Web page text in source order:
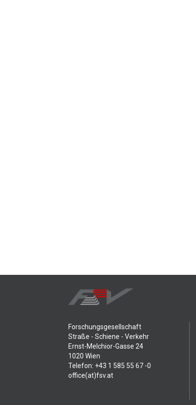
Forschungsgesellschaft
Straße - Schiene - Verkehr
Ernst-Melchior-Gasse 24
1020 Wien
Telefon: +43 1 585 55 67 -0
office(at)fsv.at